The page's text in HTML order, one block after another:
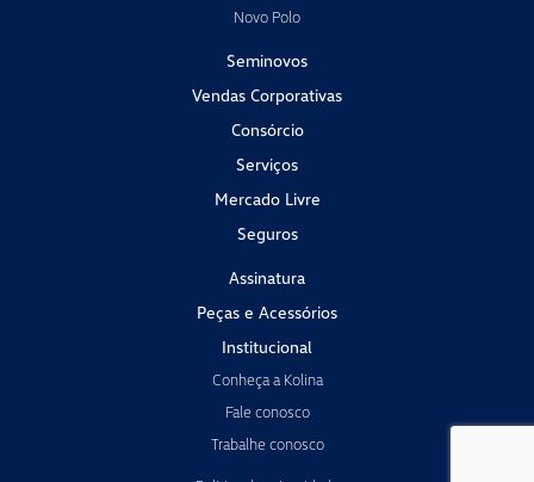
Novo Polo
Seminovos
Vendas Corporativas
Consórcio
Serviços
Mercado Livre
Seguros
Assinatura
Peças e Acessórios
Institucional
Conheça a Kolina
Fale conosco
Trabalhe conosco